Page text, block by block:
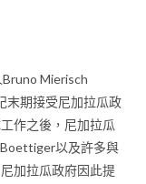
Mierisch
末期接受尼加拉瓜政
作之後，尼加拉瓜
以及許多與
加拉瓜政府因此提